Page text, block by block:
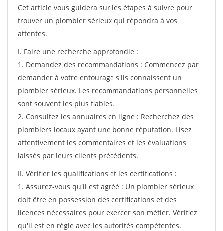
Cet article vous guidera sur les étapes à suivre pour
trouver un plombier sérieux qui répondra à vos
attentes.
I. Faire une recherche approfondie :
1. Demandez des recommandations : Commencez par
demander à votre entourage s'ils connaissent un
plombier sérieux. Les recommandations personnelles
sont souvent les plus fiables.
2. Consultez les annuaires en ligne : Recherchez des
plombiers locaux ayant une bonne réputation. Lisez
attentivement les commentaires et les évaluations
laissés par leurs clients précédents.
II. Vérifier les qualifications et les certifications :
1. Assurez-vous qu'il est agréé : Un plombier sérieux
doit être en possession des certifications et des
licences nécessaires pour exercer son métier. Vérifiez
qu'il est en règle avec les autorités compétentes.